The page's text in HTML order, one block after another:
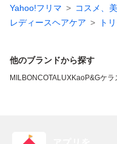
Yahoo!フリマ
コスメ、
レディースヘアケア
ト
他のブランドから探す
MILBONCOTALUXKaoP&Gケラ